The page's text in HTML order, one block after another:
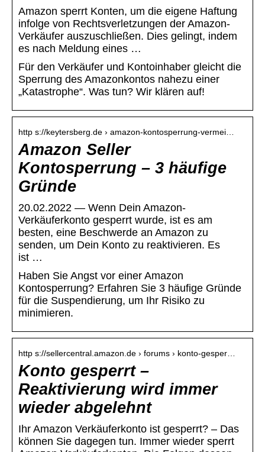
Amazon sperrt Konten, um die eigene Haftung
infolge von Rechtsverletzungen der Amazon-
Verkäufer auszuschließen. Dies gelingt, indem
es nach Meldung eines …
Für den Verkäufer und Kontoinhaber gleicht die
Sperrung des Amazonkontos nahezu einer
„Katastrophe“. Was tun? Wir klären auf!
http s://keytersberg.de › amazon-kontosperrung-vermei…
Amazon Seller
Kontosperrung – 3 häufige
Gründe
20.02.2022 — Wenn Dein Amazon-
Verkäuferkonto gesperrt wurde, ist es am
besten, eine Beschwerde an Amazon zu
senden, um Dein Konto zu reaktivieren. Es
ist …
Haben Sie Angst vor einer Amazon
Kontosperrung? Erfahren Sie 3 häufige Gründe
für die Suspendierung, um Ihr Risiko zu
minimieren.
http s://sellercentral.amazon.de › forums › konto-gesper…
Konto gesperrt –
Reaktivierung wird immer
wieder abgelehnt
Ihr Amazon Verkäuferkonto ist gesperrt? – Das
können Sie dagegen tun. Immer wieder sperrt